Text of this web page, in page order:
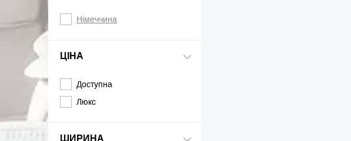
Німеччина
ЦІНА
Доступна
Люкс
ШИРИНА